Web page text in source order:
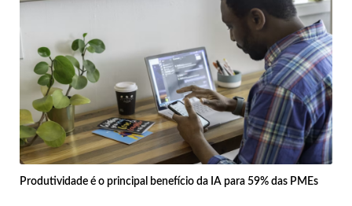
Produtividade é o principal benefício da IA para 59% das PMEs